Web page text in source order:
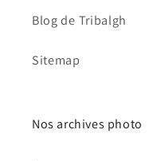
Blog de Tribalgh
Sitemap
Nos archives photo